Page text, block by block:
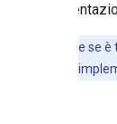
anche se
diversi, questa